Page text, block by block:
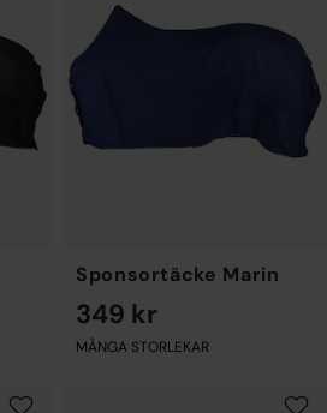
Sponsortäcke Marin
349 kr
MÅNGA STORLEKAR